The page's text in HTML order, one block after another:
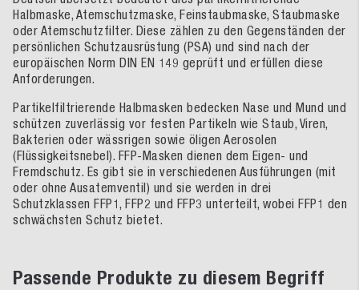
Halbmaske, Atemschutzmaske, Feinstaubmaske, Staubmaske
oder Atemschutzfilter. Diese zählen zu den Gegenständen der
persönlichen Schutzausrüstung (PSA) und sind nach der
europäischen Norm DIN EN 149 geprüft und erfüllen diese
Anforderungen.
Partikelfiltrierende Halbmasken bedecken Nase und Mund und
schützen zuverlässig vor festen Partikeln wie Staub, Viren,
Bakterien oder wässrigen sowie öligen Aerosolen
(Flüssigkeitsnebel). FFP-Masken dienen dem Eigen- und
Fremdschutz. Es gibt sie in verschiedenen Ausführungen (mit
oder ohne Ausatemventil) und sie werden in drei
Schutzklassen FFP1, FFP2 und FFP3 unterteilt, wobei FFP1 den
schwächsten Schutz bietet.
Passende Produkte zu diesem Begriff